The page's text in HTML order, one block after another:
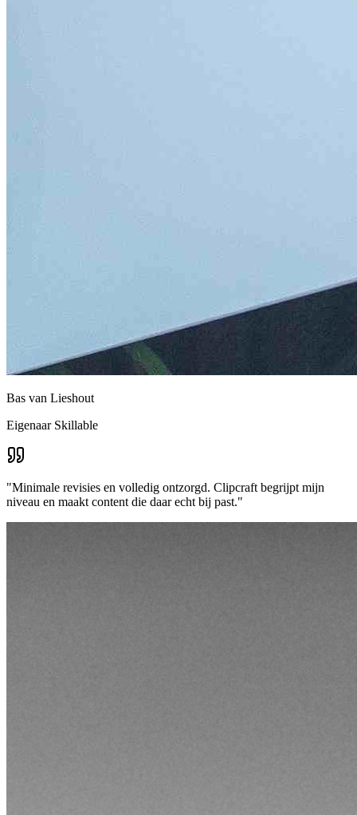
Bas van Lieshout
Eigenaar Skillable
"Minimale revisies en volledig ontzorgd. Clipcraft begrijpt mijn
niveau en maakt content die daar echt bij past."